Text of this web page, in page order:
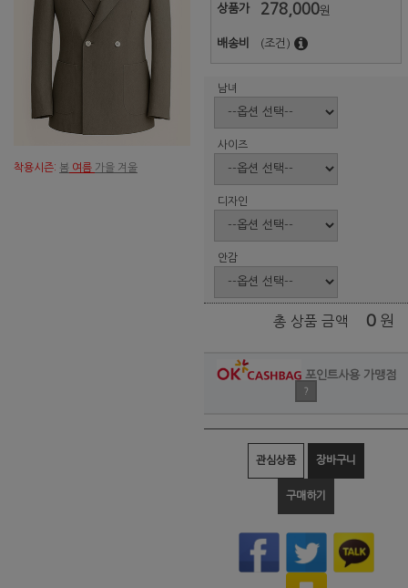
착용시즌: 봄 여름 가을 겨울
상품가 278,000원
배송비 (조건)
남녀
사이즈
디자인
안감
총 상품 금액 0 원
포인트사용 가맹점
?
관심상품 장바구니
구매하기